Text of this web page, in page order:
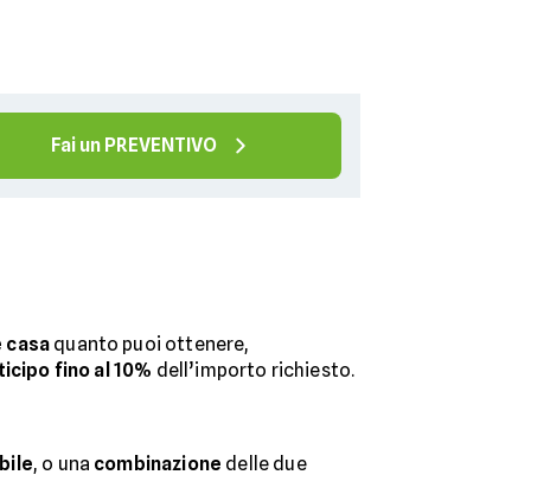
Fai un PREVENTIVO
casa quanto puoi ottenere,
fino al 10% dell’importo richiesto.
, o una combinazione delle due